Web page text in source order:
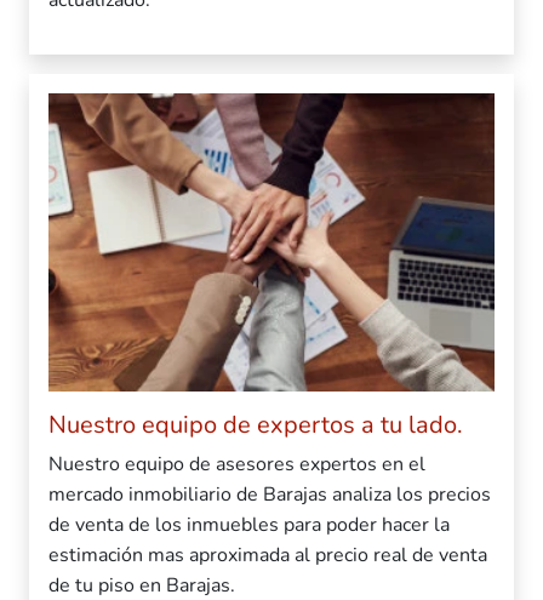
Nuestro equipo de expertos a tu lado.
Nuestro equipo de asesores expertos en el
mercado inmobiliario de Barajas analiza los precios
de venta de los inmuebles para poder hacer la
estimación mas aproximada al precio real de venta
de tu piso en Barajas.